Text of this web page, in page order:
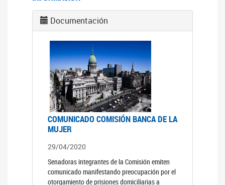
Documentación
COMUNICADO COMISIÓN BANCA DE LA
MUJER
29/04/2020
Senadoras integrantes de la Comisión emiten
comunicado manifestando preocupación por el
otorgamiento de prisiones domiciliarias a